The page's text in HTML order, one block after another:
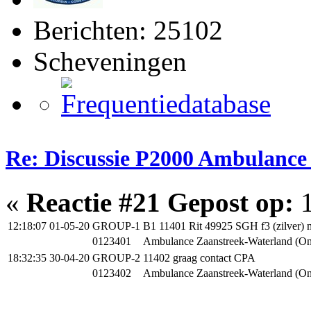
Berichten: 25102
Scheveningen
Re: Discussie P2000
« Reactie #21 Gepost op:
12:18:07 01-05-20 GROUP-1 B1 11401 Rit 49925 SGH f3 (zilver)
0123401
Ambulance Zaanstreek-Waterland
18:32:35 30-04-20 GROUP-2 11402 graag contact CPA
0123402
Ambulance Zaanstreek-Waterland